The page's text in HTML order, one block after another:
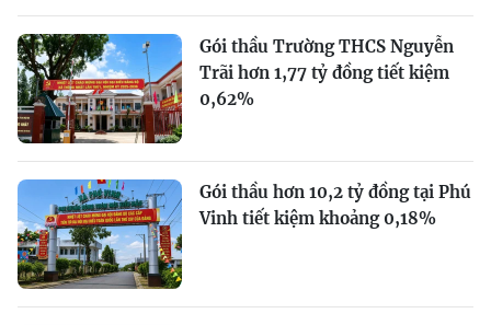
Gói thầu Trường THCS Nguyễn
Trãi hơn 1,77 tỷ đồng tiết kiệm
0,62%
Gói thầu hơn 10,2 tỷ đồng tại Phú
Vinh tiết kiệm khoảng 0,18%